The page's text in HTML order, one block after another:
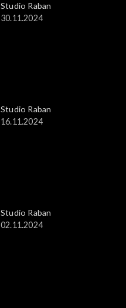
Studio Raban
30.11.2024
Studio Raban
16.11.2024
Studio Raban
02.11.2024